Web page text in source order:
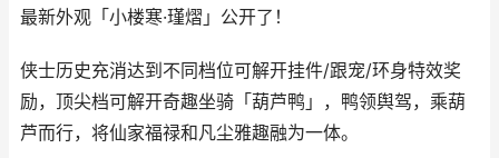
最新外观「小楼寒·瑾熠」公开了！
侠士历史充消达到不同档位可解开挂件/跟宠/环身特效奖
励，顶尖档可解开奇趣坐骑「葫芦鸭」，鸭领舆驾，乘葫
芦而行，将仙家福禄和凡尘雅趣融为一体。